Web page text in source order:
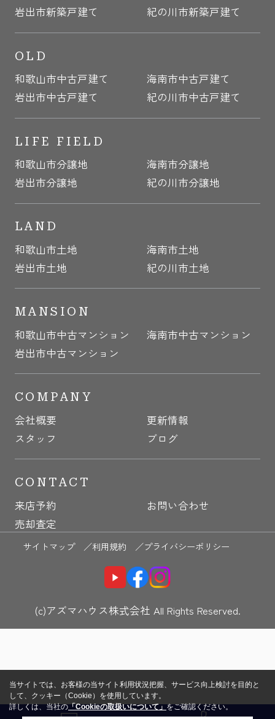
岩出市新築戸建て
紀の川市新築戸建て
OLD
和歌山市中古戸建て
海南市中古戸建て
岩出市中古戸建て
紀の川市中古戸建て
LIFE FIELD
和歌山市分譲地
海南市分譲地
岩出市分譲地
紀の川市分譲地
LAND
和歌山市土地
海南市土地
岩出市土地
紀の川市土地
MANSION
和歌山市中古マンション
海南市中古マンション
岩出市中古マンション
COMPANY
会社概要
更新情報
スタッフ
ブログ
CONTACT
来店予約
お問い合わせ
売却査定
サイトマップ ／利用規約 ／プライバシーポリシー
(c)アズマハウス株式会社 All Rights Reserved.
当サイトでは、お客様の当サイト利用状況把握、サービス向上検討を目的と
して、クッキー（Cookie）を使用しています。
詳しくは、当社の「Cookieの取扱いについて」をご確認ください。